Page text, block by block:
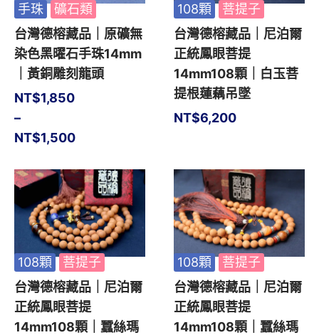
手珠
礦石類
台灣德榕藏品｜原礦無
染色黑曜石手珠14mm
｜黃銅雕刻龍頭
NT$1,500
–
NT$1,850
108顆
菩提子
台灣德榕藏品｜尼泊爾
正統鳳眼菩提
14mm108顆｜白玉菩
提根蓮藕吊墜
NT$6,200
108顆
菩提子
台灣德榕藏品｜尼泊爾
正統鳳眼菩提
14mm108顆｜蠶絲瑪
108顆
菩提子
台灣德榕藏品｜尼泊爾
正統鳳眼菩提
14mm108顆｜蠶絲瑪